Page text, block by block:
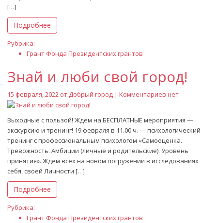
[…]
Подробнее
Рубрика:
Грант Фонда Президентских грантов
Знай и люби свой город!
15 февраля, 2022 от Добрый город | Комментариев нет
Выходные с пользой! Ждём на БЕСПЛАТНЫЕ мероприятия —
экскурсию и тренинг! 19 февраля в 11.00 ч. — психологический
тренинг с профессиональным психологом «Самооценка.
Тревожность. Амбиции (личные и родительские). Уровень
принятия». Ждем всех на новом погружении в исследованиях
себя, своей Личности […]
Подробнее
Рубрика:
Грант Фонда Президентских грантов